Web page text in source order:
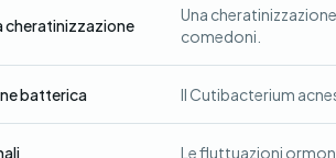
cheratinizzazione
Una
comedoni.
batterica Il Cutibacterium
Le fluttuazioni